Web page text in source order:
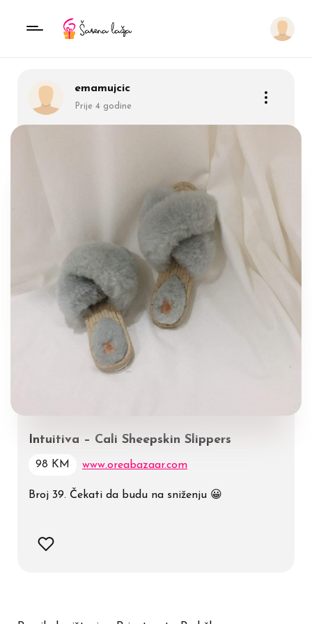
emamujcic
Prije 4 godine
Intuitiva – Cali Sheepskin Slippers
98 KM www.oreabazaar.com
Broj 39. Čekati da budu na sniženju 😀